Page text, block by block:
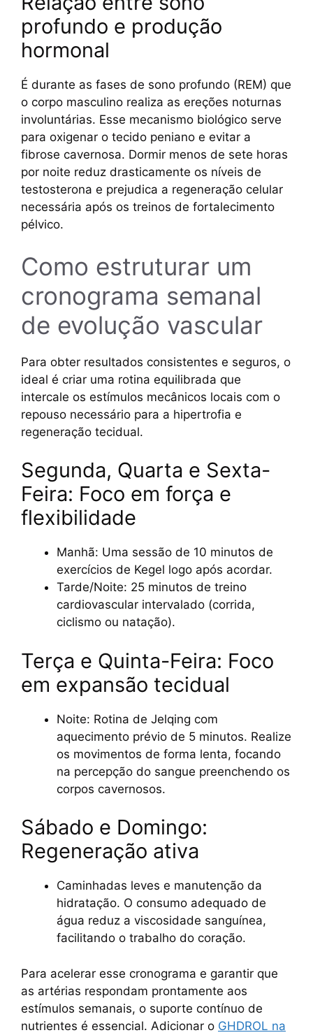
profundo e produção
hormonal
É durante as fases de sono profundo (REM) que
o corpo masculino realiza as ereções noturnas
involuntárias. Esse mecanismo biológico serve
para oxigenar o tecido peniano e evitar a
fibrose cavernosa. Dormir menos de sete horas
por noite reduz drasticamente os níveis de
testosterona e prejudica a regeneração celular
necessária após os treinos de fortalecimento
pélvico.
Como estruturar um
cronograma semanal
de evolução vascular
Para obter resultados consistentes e seguros, o
ideal é criar uma rotina equilibrada que
intercale os estímulos mecânicos locais com o
repouso necessário para a hipertrofia e
regeneração tecidual.
Segunda, Quarta e Sexta-
Feira: Foco em força e
flexibilidade
Manhã: Uma sessão de 10 minutos de
exercícios de Kegel logo após acordar.
Tarde/Noite: 25 minutos de treino
cardiovascular intervalado (corrida,
ciclismo ou natação).
Terça e Quinta-Feira: Foco
em expansão tecidual
Noite: Rotina de Jelqing com
aquecimento prévio de 5 minutos. Realize
os movimentos de forma lenta, focando
na percepção do sangue preenchendo os
corpos cavernosos.
Sábado e Domingo:
Regeneração ativa
Caminhadas leves e manutenção da
hidratação. O consumo adequado de
água reduz a viscosidade sanguínea,
facilitando o trabalho do coração.
Para acelerar esse cronograma e garantir que
as artérias respondam prontamente aos
estímulos semanais, o suporte contínuo de
nutrientes é essencial. Adicionar o GHDROL na